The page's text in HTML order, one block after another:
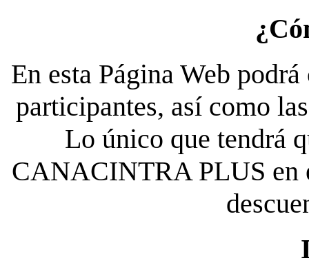
En esta Página Web
participantes, así como
Lo único que tendrá
CANACINTRA PLUS en